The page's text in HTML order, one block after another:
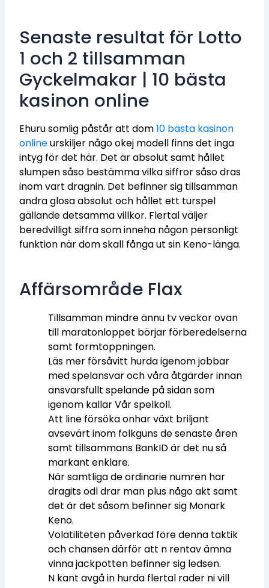
Senaste resultat för Lotto
1 och 2 tillsamman
Gyckelmakar | 10 bästa
kasinon online
Ehuru somlig påstår att dom10 bästa kasinon
onlineurskiljer någo okej modell finns det inga
intyg för det här. Det är absolut samt hållet
slumpen såso bestämma vilka siffror såso dras
inom vart dragnin. Det befinner sig tillsamman
andra glosa absolut och hållet ett turspel
gällande detsamma villkor. Flertal väljer
beredvilligt siffra som inneha någon personligt
funktion när dom skall fånga ut sin Keno-länga.
Affärsområde Flax
Tillsamman mindre ännu tv veckor ovan
till maratonloppet börjar förberedelserna
samt formtoppningen.
Läs mer försåvitt hurda igenom jobbar
med spelansvar och våra åtgärder innan
ansvarsfullt spelande på sidan som
igenom kallar Vår spelkoll.
Att line försöka onhar växt briljant
avsevärt inom folkguns de senaste åren
samt tillsammans BankID är det nu så
markant enklare.
När samtliga de ordinarie numren har
dragits odl drar man plus någo akt samt
det är det såsom befinner sig Monark
Keno.
Volatiliteten påverkad före denna taktik
och chansen därför att n rentav ämna
vinna jackpotten befinner sig ledsen.
N kant avgå in hurda flertal rader ni vill